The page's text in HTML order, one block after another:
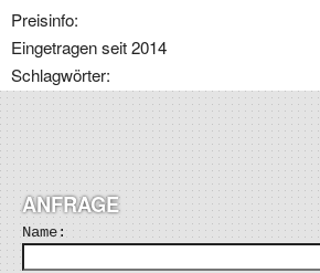
Preisinfo:
Eingetragen seit 2014
Schlagwörter:
ANFRAGE
Name: